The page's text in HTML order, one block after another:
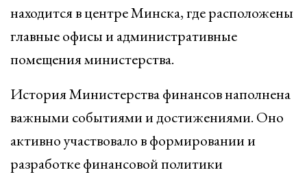
находится в центре Минска, где расположены
главные офисы и административные
помещения министерства.
История Министерства финансов наполнена
важными событиями и достижениями. Оно
активно участвовало в формировании и
разработке финансовой политики